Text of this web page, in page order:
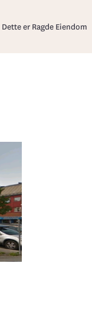
Dette er Ragde Eiendom